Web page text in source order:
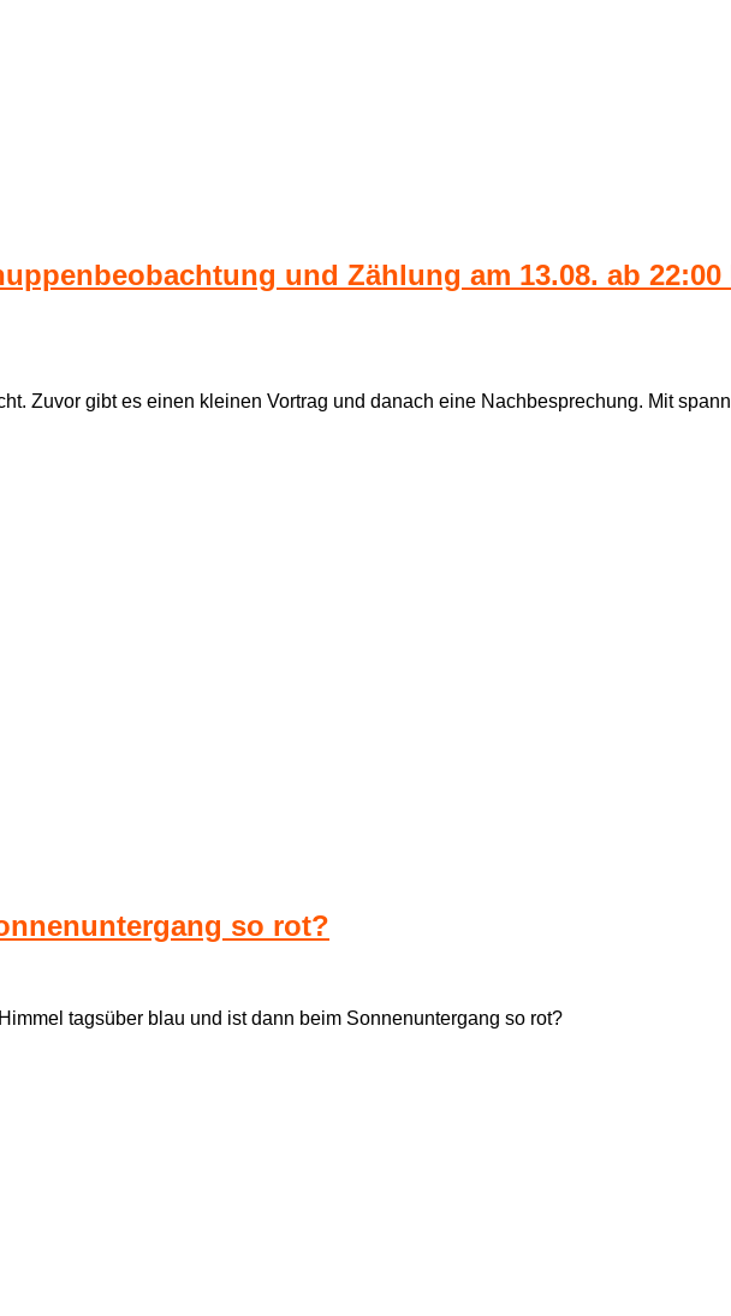
und Zählung am 13.08. ab 22:00
Zuvor gibt es einen kleinen Vortrag und danach eine Nachbesprechung. Mit
so rot?
tagsüber blau und ist dann beim Sonnenuntergang so rot?